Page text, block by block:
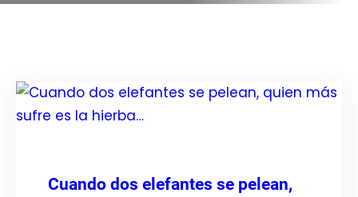
Cuando dos elefantes se pelean,